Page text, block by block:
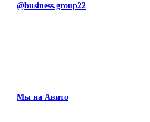
@business.group22
Мы на Авито